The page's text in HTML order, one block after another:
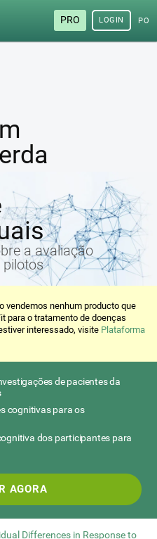
PRO LOGIN
a avaliação
pilotos
vendemos nenhum producto que
para o tratamento de doenças
interessado, visite Plataforma
de pacientes da
cognitivas para os
dos participantes para
AGORA
Differences in Response to